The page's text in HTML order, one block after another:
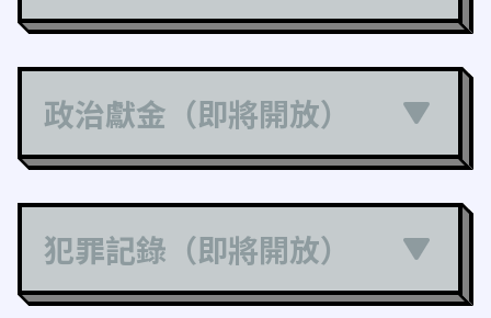
政治獻金（即將開放）
犯罪記錄（即將開放）